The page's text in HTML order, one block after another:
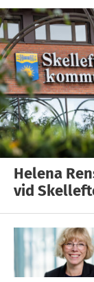
Helena
vid